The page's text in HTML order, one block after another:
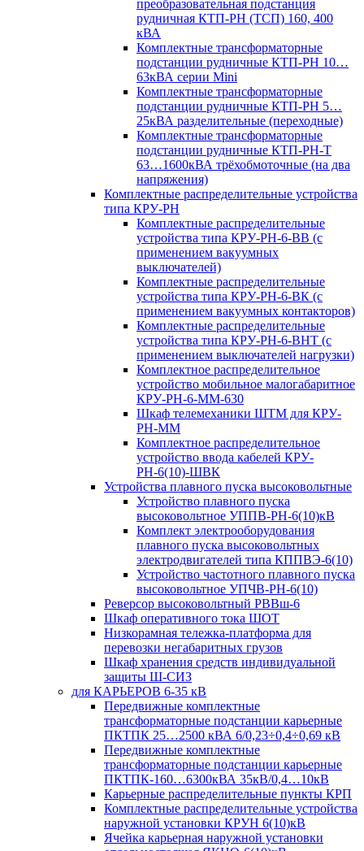
преобразовательная подстанция
рудничная КТП-РН (ТСП) 160, 400
кВА
Комплектные трансформаторные
подстанции рудничные КТП-РН 10…
63кВА серии Mini
Комплектные трансформаторные
подстанции рудничные КТП-РН 5…
25кВА разделительные (переходные)
Комплектные трансформаторные
подстанции рудничные КТП-РН-Т
63…1600кВА трёхобмоточные (на два
напряжения)
Комплектные распределительные устройства
типа КРУ-РН
Комплектные распределительные
устройства типа КРУ-РН-6-ВВ (с
применением вакуумных
выключателей)
Комплектные распределительные
устройства типа КРУ-РН-6-ВК (с
применением вакуумных контакторов)
Комплектные распределительные
устройства типа КРУ-РН-6-ВНТ (с
применением выключателей нагрузки)
Комплектное распределительное
устройство мобильное малогабаритное
КРУ-РН-6-ММ-630
Шкаф телемеханики ШТМ для КРУ-
РН-ММ
Комплектное распределительное
устройство ввода кабелей КРУ-
РН-6(10)-ШВК
Устройства плавного пуска высоковольтные
Устройство плавного пуска
высоковольтное УППВ-РН-6(10)кВ
Комплект электрооборудования
плавного пуска высоковольтных
электродвигателей типа КППВЭ-6(10)
Устройство частотного плавного пуска
высоковольтное УПЧВ-РН-6(10)
Реверсор высоковольтный РВВш-6
Шкаф оперативного тока ШОТ
Низкорамная тележка-платформа для
перевозки негабаритных грузов
Шкаф хранения средств индивидуальной
защиты Ш-СИЗ
для КАРЬЕРОВ 6-35 кВ
Передвижные комплектные
трансформаторные подстанции карьерные
ПКТПК 25…2500 кВА 6/0,23÷0,4÷0,69 кВ
Передвижные комплектные
трансформаторные подстанции карьерные
ПКТПК-160…6300кВА 35кВ/0,4…10кВ
Карьерные распределительные пункты КРП
Комплектные распределительные устройства
наружной установки КРУН 6(10)кВ
Ячейка карьерная наружной установки